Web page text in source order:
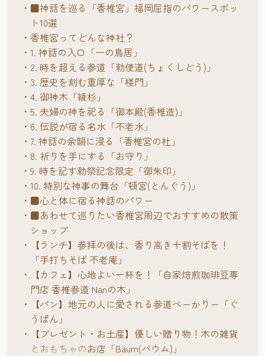
■神話を巡る「香椎宮」福岡屈指のパワースポッ
ト10選
香椎宮ってどんな神社？
1. 神話の入口「一の鳥居」
2. 時を超える参道「勅使道(ちょくしどう)」
3. 歴史を刻む重厚な「楼門」
4. 御神木「綾杉」
5. 夫婦の神を祀る「御本殿(香椎造)」
6. 伝説が宿る名水「不老水」
7. 神話の余韻に浸る「香椎宮の杜」
8. 祈りを手にする「お守り」
9. 時を記す勅祭記念限定「御朱印」
10. 特別な神事の舞台「頓宮(とんぐう)」
■心と体に宿る神話のパワー
■あわせて巡りたい香椎宮周辺でおすすめの散策
ショップ
【ランチ】参拝の後は、香り高き十割そばを！
「手打ちそば 不老庵」
【カフェ】心地よい一杯を！「自家焙煎珈琲豆専
門店 香椎参道 Nanの木」
【パン】地元の人に愛される参道べーかりー「ぐ
うぱん」
【プレゼント・お土産】優しい贈り物！木の雑貨
とおもちゃのお店「Baum(バウム)」